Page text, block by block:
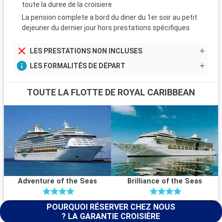
toute la duree de la croisiere
La pension complete a bord du diner du 1er soir au petit
dejeuner du dernier jour hors prestations spécifiques
LES PRESTATIONS NON INCLUSES
LES FORMALITÉS DE DÉPART
TOUTE LA FLOTTE DE ROYAL CARIBBEAN
Adventure of the Seas Brilliance of the Seas
POURQUOI RÉSERVER CHEZ NOUS
? LA GARANTIE CROISIÈRE